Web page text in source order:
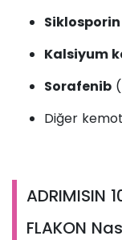
Siklosporin
Kalsiyum
Sorafenib
Diğer
ADRIMISIN
FLAKON